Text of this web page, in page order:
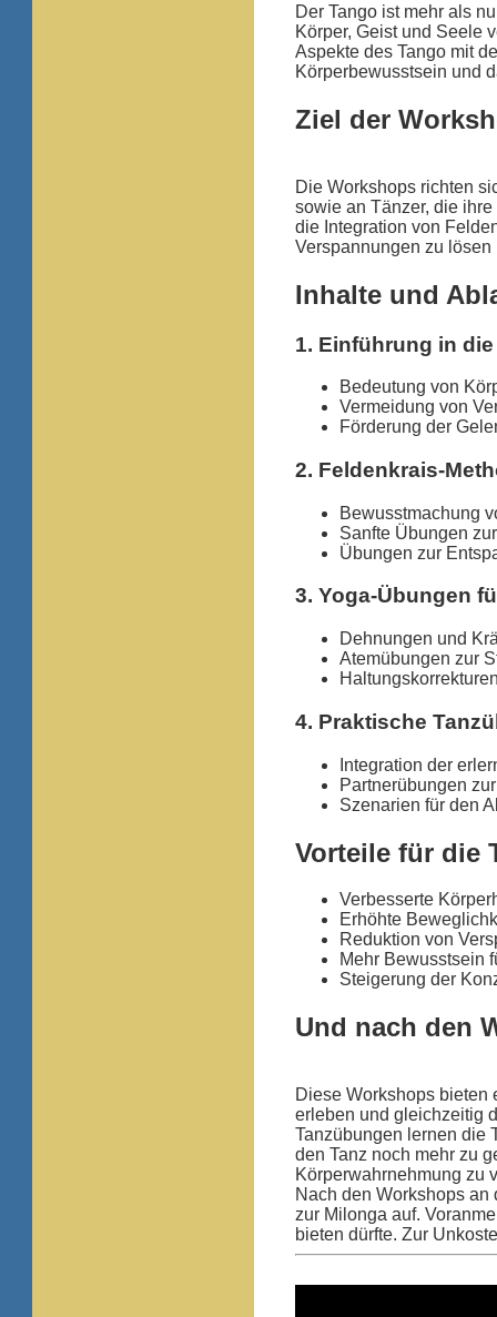
Der Tango ist mehr als
Körper, Geist und Seele
Aspekte des Tango mit
Körperbewusstsein und
Ziel der
Die Workshops richten
sowie an Tänzer, die
die Integration von
Verspannungen zu
Inhalte und
1. Einführung in
Bedeutung von
Vermeidung von
Förderung der
2. Feldenkrais-
Bewusstmachung
Sanfte Übungen
Übungen zur
3. Yoga-Übungen
Dehnungen und
Atemübungen zur
4. Praktische
Integration der
Partnerübungen
Szenarien für den
Vorteile für die
Verbesserte
Erhöhte
Reduktion von
Mehr Bewusstsein
Steigerung der
Und nach den
Diese Workshops bieten
erleben und gleichzeitig
Tanzübungen lernen die
den Tanz noch mehr zu
Körperwahrnehmung zu
Nach den Workshops an
zur Milonga auf.
bieten dürfte. Zur